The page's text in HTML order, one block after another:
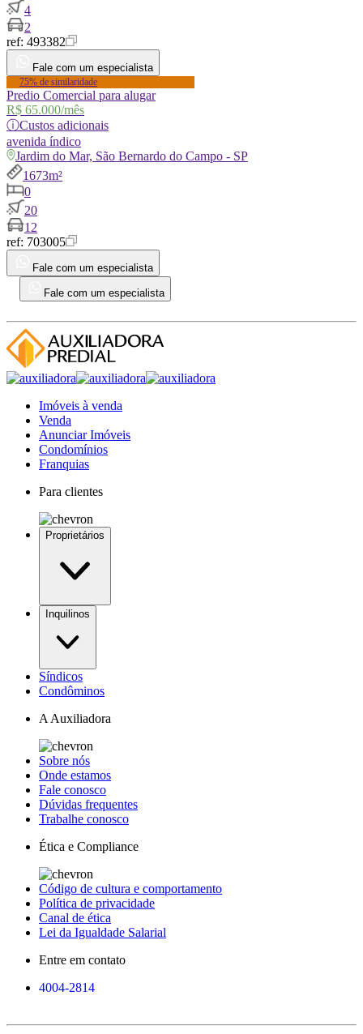
4
2
ref: 493382
Fale com um especialista
75% de similaridade
Predio Comercial para alugar
R$ 65.000/mês
ⓘCustos adicionais
avenida índico
Jardim do Mar, São Bernardo do Campo - SP
1673m²
0
20
12
ref: 703005
Fale com um especialista
Fale com um especialista
Imóveis à venda
Venda
Anunciar Imóveis
Condomínios
Franquias
Para clientes
Proprietários
Inquilinos
Síndicos
Condôminos
A Auxiliadora
Sobre nós
Onde estamos
Fale conosco
Dúvidas frequentes
Trabalhe conosco
Ética e Compliance
Código de cultura e comportamento
Política de privacidade
Canal de ética
Lei da Igualdade Salarial
Entre em contato
4004-2814